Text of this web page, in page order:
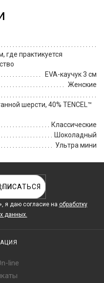
где практикуется
EVA-каучук 3 см
Женские
шерсти, 40% TENCEL™
Классические
Шоколадный
Ультра мини
я даю cогласие на обработку
данных.
line